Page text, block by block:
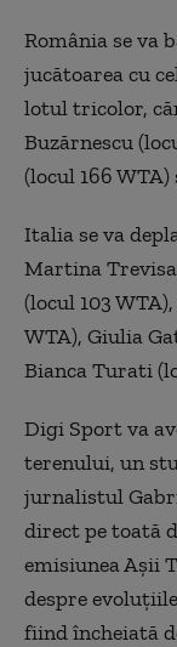
România se va
jucătoarea cu
lotul tricolor,
Buzărnescu
(locul 166
Italia se va
Martina
(locul 103
WTA), Giulia
Bianca Turati
Digi Sport va
terenului, un
jurnalistul
direct pe toată
emisiunea Așii
despre
fiind încheiată